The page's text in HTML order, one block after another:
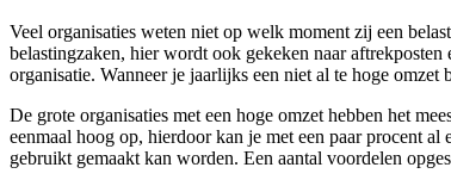
Veel organisaties weten niet op welk moment zij een
belastingzaken, hier wordt ook gekeken naar
organisatie. Wanneer je jaarlijks een niet al te hoge
De grote organisaties met een hoge omzet hebben het
eenmaal hoog op, hierdoor kan je met een paar procent
gebruikt gemaakt kan worden. Een aantal voordelen